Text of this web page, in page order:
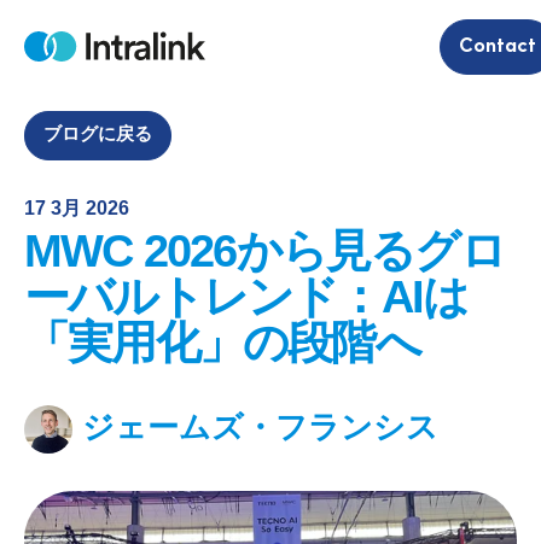
H
e
Contact
ブログに戻る
17 3月 2026
MWC 2026から見るグロ
ーバルトレンド：AIは
「実用化」の段階へ
ジェームズ・フランシス